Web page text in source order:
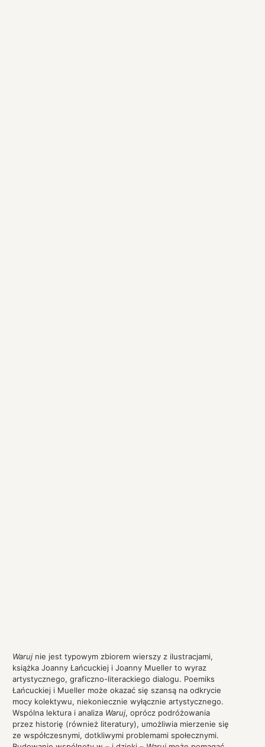
Waruj nie jest typowym zbiorem wierszy z ilustracjami,
książka Joanny Łańcuckiej i Joanny Mueller to wyraz
artystycznego, graficzno-literackiego dialogu. Poemiks
Łańcuckiej i Mueller może okazać się szansą na odkrycie
mocy kolektywu, niekoniecznie wyłącznie artystycznego.
Wspólna lektura i analiza Waruj, oprócz podróżowania
przez historię (również literatury), umożliwia mierzenie się
ze współczesnymi, dotkliwymi problemami społecznymi.